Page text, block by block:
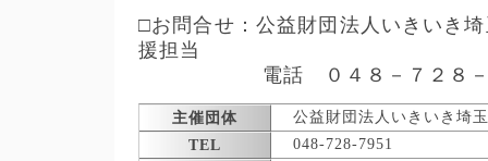
□お問合せ：公益財団法人いきいき
援担当
電話 ０４８－７２８－
主催団体
公益財団法人いきいき埼玉
TEL
048-728-7951